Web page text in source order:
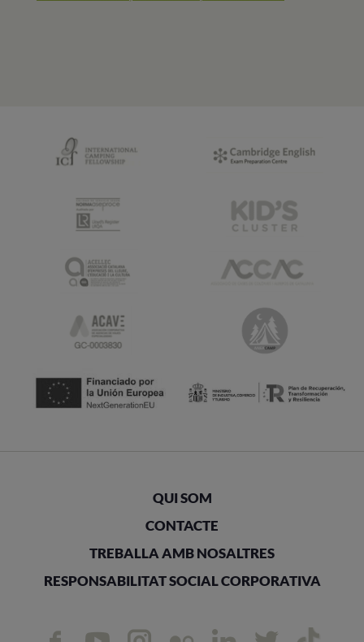
QUI SOM
CONTACTE
TREBALLA AMB NOSALTRES
RESPONSABILITAT SOCIAL CORPORATIVA